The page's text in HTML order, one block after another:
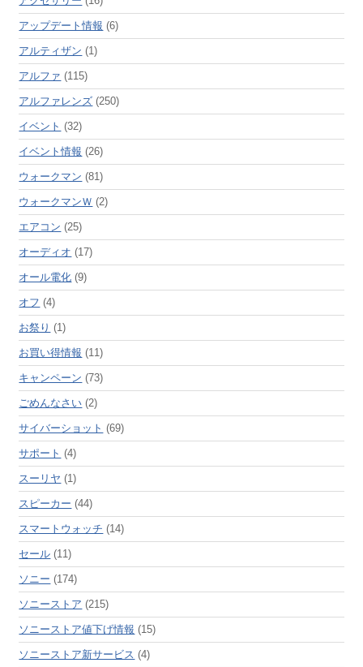
アップデート情報 (6)
アルティザン (1)
アルファ (115)
アルファレンズ (250)
イベント (32)
イベント情報 (26)
ウォークマン (81)
ウォークマンＷ (2)
エアコン (25)
オーディオ (17)
オール電化 (9)
オフ (4)
お祭り (1)
お買い得情報 (11)
キャンペーン (73)
ごめんなさい (2)
サイバーショット (69)
サポート (4)
スーリヤ (1)
スピーカー (44)
スマートウォッチ (14)
セール (11)
ソニー (174)
ソニーストア (215)
ソニーストア値下げ情報 (15)
ソニーストア新サービス (4)